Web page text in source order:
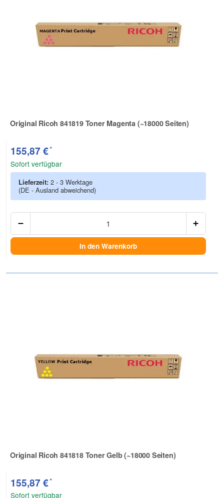
Original Ricoh 841819 Toner Magenta (~18000 Seiten)
Zur Artikelbewertung
155,87 €*
Sofort verfügbar
Lieferzeit: 2 - 3 Werktage
(DE - Ausland abweichend)
In den Warenkorb
Original Ricoh 841818 Toner Gelb (~18000 Seiten)
Zur Artikelbewertung
155,87 €*
Sofort verfügbar